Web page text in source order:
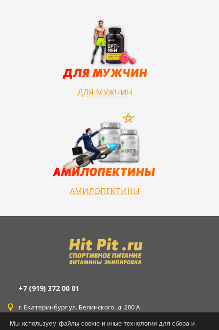
ДЛЯ МУЖЧИН
АМИЛОПЕКТИНЫ
+7 (919) 372 00 01
г. Екатеринбург ул. Белинского, д. 200 А
Мы используем файлы cookie и иные технологии для сбора и